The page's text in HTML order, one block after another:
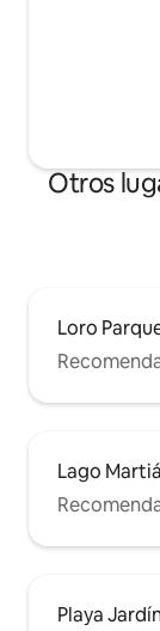
Otros
Loro
Lago
Playa